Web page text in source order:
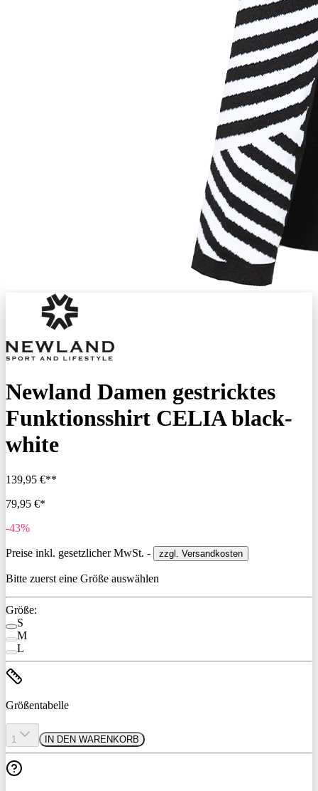
Newland Damen gestricktes
Funktionsshirt CELIA black-
white
139,95 €**
79,95 €*
-43%
Preise inkl. gesetzlicher MwSt. - zzgl. Versandkosten
Bitte zuerst eine Größe auswählen
Größe:
S
M
L
Größentabelle
1 IN DEN WARENKORB